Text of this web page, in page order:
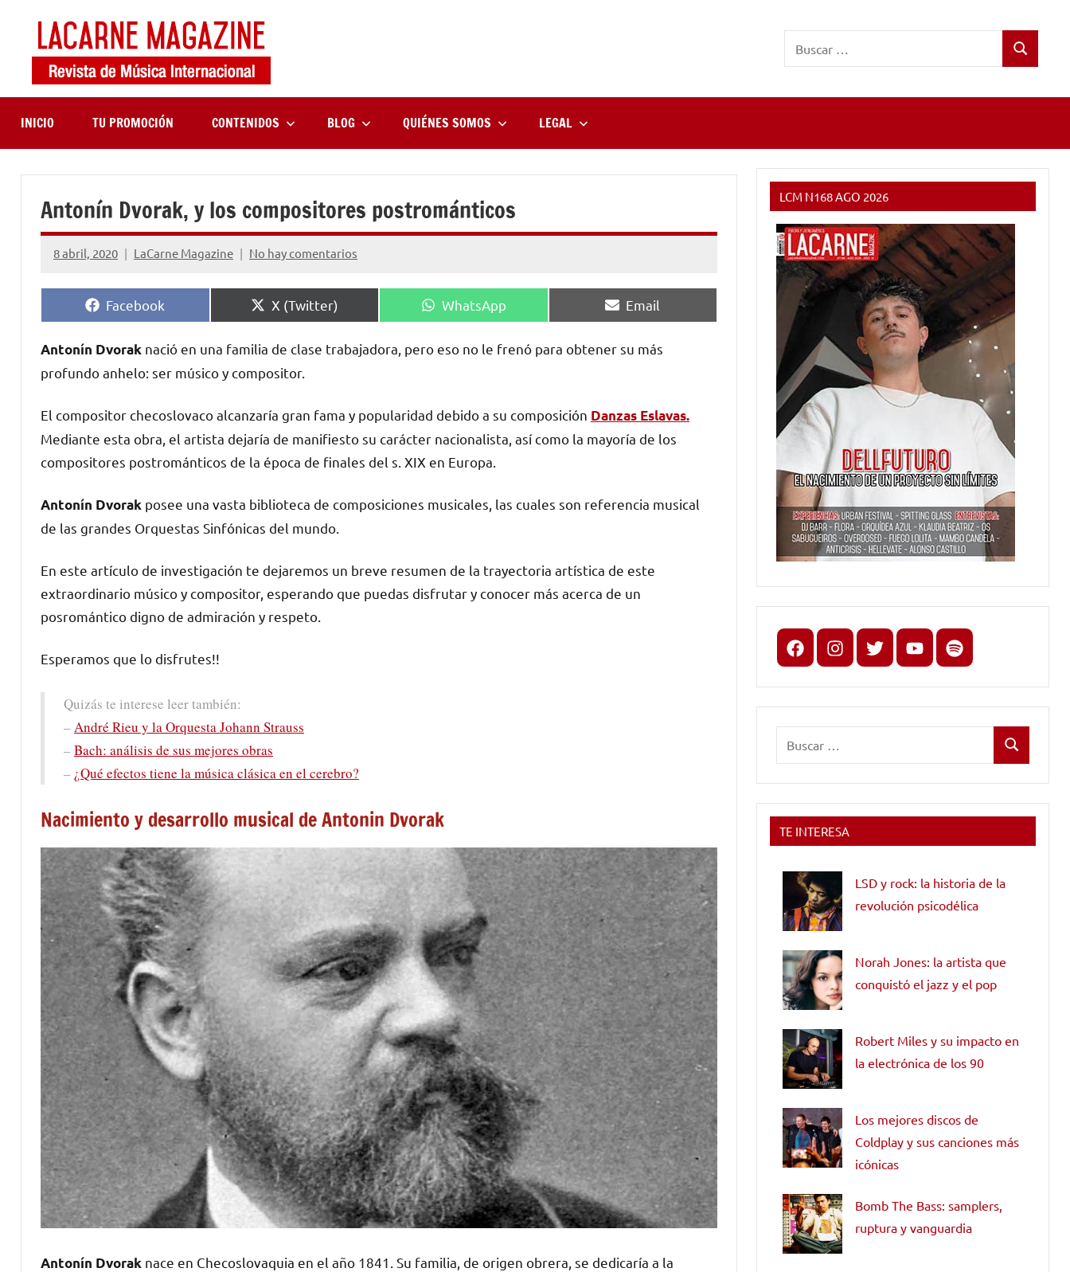
contenido
Magazine
música
internacional
Buscar
INICIO TU PROMOCIÓN CONTENIDOS BLOG QUIÉNES SOMOS LEGAL
Antonín Dvorak, y los compositores postrománticos
8 abril, 2020 LaCarne Magazine No hay comentarios
Compartir
en
Facebook
Compartir
en
X (Twitter)
Compartir
en
WhatsApp
Compartir
en
Email
Antonín Dvorak nació en una familia de clase trabajadora, pero eso no le frenó para obtener su más
profundo anhelo: ser músico y compositor.
El compositor checoslovaco alcanzaría gran fama y popularidad debido a su composición Danzas Eslavas.
Mediante esta obra, el artista dejaría de manifiesto su carácter nacionalista, así como la mayoría de los
compositores postrománticos de la época de finales del s. XIX en Europa.
Antonín Dvorak posee una vasta biblioteca de composiciones musicales, las cuales son referencia musical
de las grandes Orquestas Sinfónicas del mundo.
En este artículo de investigación te dejaremos un breve resumen de la trayectoria artística de este
extraordinario músico y compositor, esperando que puedas disfrutar y conocer más acerca de un
posromántico digno de admiración y respeto.
Esperamos que lo disfrutes!!
Quizás te interese leer también:
–André Rieu y la Orquesta Johann Strauss
–Bach: análisis de sus mejores obras
– ¿Qué efectos tiene la música clásica en el cerebro?
Nacimiento y desarrollo musical de Antonin Dvorak
Antonín Dvorak nace en Checoslovaquia en el año 1841. Su familia, de origen obrera, se dedicaría a la
LCM N168 AGO 2026
FacebookInstagram
X youtubespotify
Buscar
TE INTERESA
LSD y rock: la historia de la
revolución psicodélica
Norah Jones: la artista que
conquistó el jazz y el pop
Robert Miles y su impacto en
la electrónica de los 90
Los mejores discos de
Coldplay y sus canciones más
icónicas
Bomb The Bass: samplers,
ruptura y vanguardia